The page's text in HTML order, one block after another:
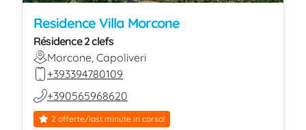
Residence Villa Morcone
Résidence 2 clefs
Morcone, Capoliveri
+393394780109
+390565968620
2 offerte/last minute in corso!